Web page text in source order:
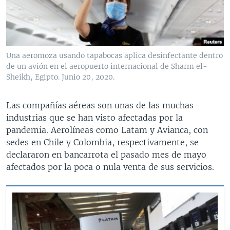
VENEZUELA
BRASIL
NICARAGUA
ECONOMÍA
ENTRETENIMIENTO Y CULTURA
TECNOLOGÍA
DEPORTES
CIENCIA Y SALUD
MULTIMEDIA
VIDEOS
FOTOGRAFÍA
AUDIOS
PROGRAMAS TV
EL MUNDO AL DÍA
FORO INTERAMERICANO
VISIÓN 360
LAS CLAVES
PANORAMA
RADIO
AVANCE INFORMATIVO
AUDIONOTICIAS
BUENOS DÍAS AMÉRICA
ESTADOS UNIDOS AL DÍA
EL MUNDO AL DÍA [RADIO]
FORO [RADIO]
NOTA ECONÓMICA
ENTRETENIMIENTO
DIRECT
DOCUMENTALES DE LA VOA
Learning English
SÍGANOS
Idiomas
Una aeromoza usando tapabocas aplica desinfectante dentro
de un avión en el aeropuerto internacional de Sharm el-
Sheikh, Egipto. Junio 20, 2020.
Las compañías aéreas son unas de las muchas
industrias que se han visto afectadas por la
pandemia. Aerolíneas como Latam y Avianca, con
sedes en Chile y Colombia, respectivamente, se
declararon en bancarrota el pasado mes de mayo
afectados por la poca o nula venta de sus servicios.